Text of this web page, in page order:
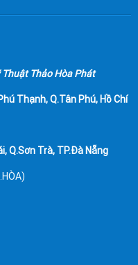
Thuật Thảo Hòa Phát
Thạnh, Q.Tân Phú, Hồ Chí
Q.Sơn Trà, TP.Đà Nẵng